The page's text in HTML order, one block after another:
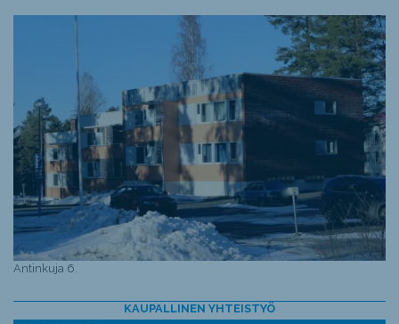
Antinkuja 6.
KAUPALLINEN YHTEISTYÖ